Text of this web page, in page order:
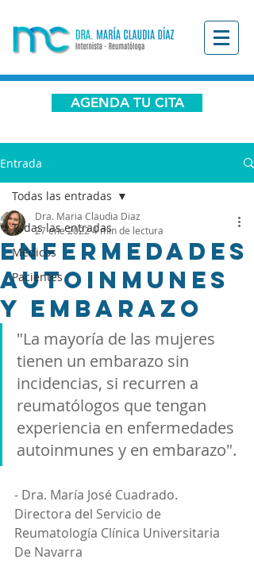
AGENDA TU CITA
Entrada
Todas las entradas
Médicos
Pacientes
Todas las entradas
Enfermedades
autoinmunes
y embarazo
Dra. Maria Claudia Diaz
27 ene 20224 min de lectura
"La mayoría de las mujeres
tienen un embarazo sin
incidencias, si recurren a
reumatólogos que tengan
experiencia en enfermedades
autoinmunes y en embarazo".
- Dra. María José Cuadrado.
Directora del Servicio de
Reumatología Clínica Universitaria
De Navarra